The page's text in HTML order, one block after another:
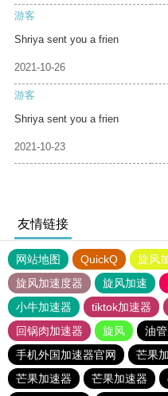
游客
Shriya sent you a frien
2021-10-26
游客
Shriya sent you a frien
2021-10-23
友情链接
网站地图 QuickQ 旋风
旋风加速度器
旋风加速
小牛加速器
tiktok加速器
回锅肉加速器
旋风 油
手机外国加速器官网
芒果
芒果加速器
芒果加速器